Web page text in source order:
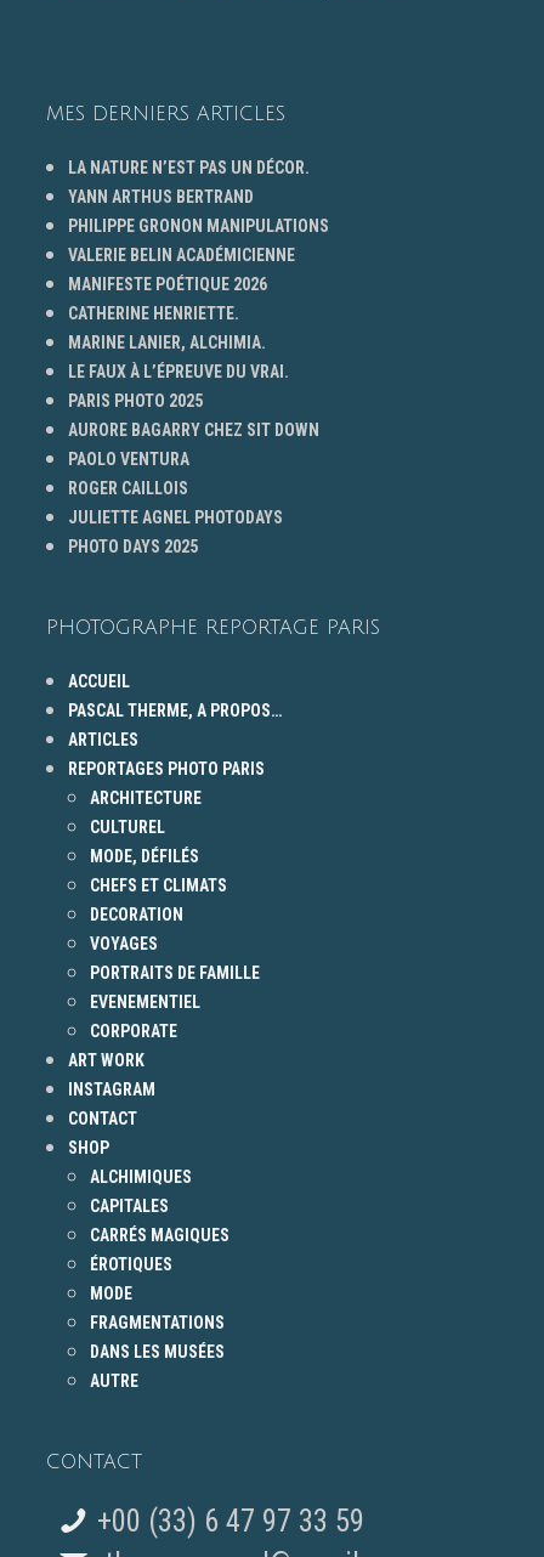
MES DERNIERS ARTICLES
LA NATURE N’EST PAS UN DÉCOR.
YANN ARTHUS BERTRAND
PHILIPPE GRONON MANIPULATIONS
VALERIE BELIN ACADÉMICIENNE
MANIFESTE POÉTIQUE 2026
CATHERINE HENRIETTE.
MARINE LANIER, ALCHIMIA.
LE FAUX À L’ÉPREUVE DU VRAI.
PARIS PHOTO 2025
AURORE BAGARRY CHEZ SIT DOWN
PAOLO VENTURA
ROGER CAILLOIS
JULIETTE AGNEL PHOTODAYS
PHOTO DAYS 2025
PHOTOGRAPHE REPORTAGE PARIS
ACCUEIL
PASCAL THERME, A PROPOS…
ARTICLES
REPORTAGES PHOTO PARIS
ARCHITECTURE
CULTUREL
MODE, DÉFILÉS
CHEFS ET CLIMATS
DECORATION
VOYAGES
PORTRAITS DE FAMILLE
EVENEMENTIEL
CORPORATE
ART WORK
INSTAGRAM
CONTACT
SHOP
ALCHIMIQUES
CAPITALES
CARRÉS MAGIQUES
ÉROTIQUES
MODE
FRAGMENTATIONS
DANS LES MUSÉES
AUTRE
CONTACT
+00 (33) 6 47 97 33 59